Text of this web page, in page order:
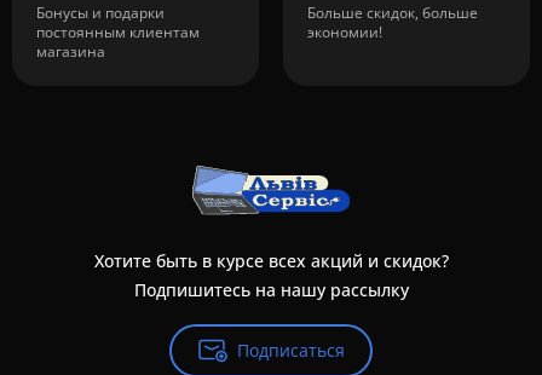
Бонусы и подарки
постоянным клиентам
магазина
Больше скидок, больше
экономии!
Хотите быть в курсе всех акций и скидок?
Подпишитесь на нашу рассылку
Подписаться